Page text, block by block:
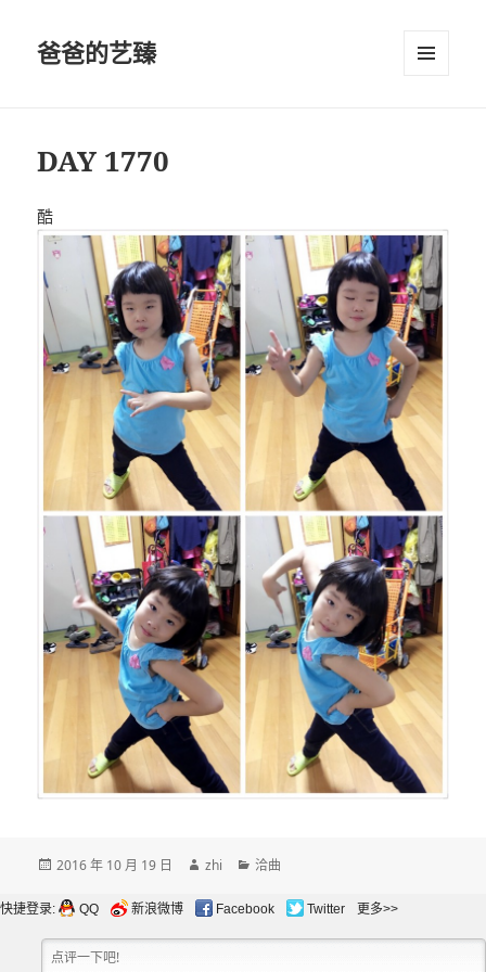
爸爸的艺臻
DAY 1770
酷
发
于
2016 年 10 月 19 日
作
zhi
分
洽曲
快捷登录: QQ 新浪微博 Facebook Twitter 更多>>